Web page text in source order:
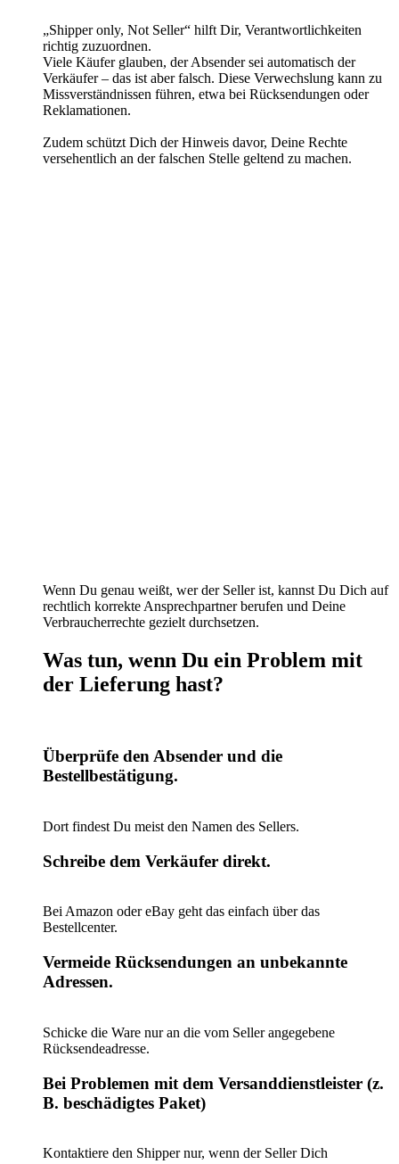
„Shipper only, Not Seller“ hilft Dir, Verantwortlichkeiten
richtig zuzuordnen.
Viele Käufer glauben, der Absender sei automatisch der
Verkäufer – das ist aber falsch. Diese Verwechslung kann zu
Missverständnissen führen, etwa bei Rücksendungen oder
Reklamationen.
Zudem schützt Dich der Hinweis davor, Deine Rechte
versehentlich an der falschen Stelle geltend zu machen.
Wenn Du genau weißt, wer der Seller ist, kannst Du Dich auf
rechtlich korrekte Ansprechpartner berufen und Deine
Verbraucherrechte gezielt durchsetzen.
Was tun, wenn Du ein Problem mit
der Lieferung hast?
Überprüfe den Absender und die
Bestellbestätigung.
Dort findest Du meist den Namen des Sellers.
Schreibe dem Verkäufer direkt.
Bei Amazon oder eBay geht das einfach über das
Bestellcenter.
Vermeide Rücksendungen an unbekannte
Adressen.
Schicke die Ware nur an die vom Seller angegebene
Rücksendeadresse.
Bei Problemen mit dem Versanddienstleister (z.
B. beschädigtes Paket)
Kontaktiere den Shipper nur, wenn der Seller Dich